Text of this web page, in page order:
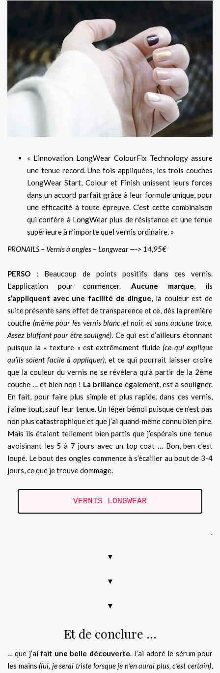
« L’innovation LongWear ColourFix Technology assure
une tenue record. Une fois appliquées, les trois couches
LongWear Start, Colour et Finish unissent leurs forces
dans un accord parfait grâce à leur formule unique, pour
une efficacité à toute épreuve. C’est cette combinaison
qui confère à LongWear plus de résistance et une tenue
supérieure à n’importe quel vernis ordinaire. »
PRONAILS – Vernis à ongles – Longwear —-> 14,95€
PERSO : Beaucoup de points positifs dans ces vernis.
L’application pour commencer. Aucune marque, ils
s’appliquent avec une facilité de dingue, la couleur est de
suite présente sans effet de transparence et ce, dès la première
couche (même pour les vernis blanc et noir, et sans aucune trace.
Assez bluffant pour être souligné). Ce qui est d’ailleurs étonnant
puisque la « texture » est extrêmement fluide (ce qui explique
qu’ils soient facile à appliquer), et ce qui pourrait laisser croire
que la couleur du vernis ne se révèlera qu’à partir de la 2ème
couche … et bien non ! La brillance également, est à souligner.
En fait, pour faire plus simple et plus rapide, dans ces vernis,
j’aime tout, sauf leur tenue. Un léger bémol puisque ce n’est pas
non plus catastrophique et que j’ai quand-même connu bien pire.
Mais ils étaient tellement bien partis que j’espérais une tenue
avoisinant les 5 à 7 jours avec un top coat … Bon, ben c’est
loupé. Le bout des ongles commence à s’écailler au bout de 3-4
jours, ce que je trouve dommage.
VERNIS LONGWEAR
.
▼
▼
▼
Et de conclure …
… que j’ai fait une belle découverte. J’ai adoré le sérum pour
les mains (lui, je serai triste lorsque je n’en aurai plus, c’est certain),